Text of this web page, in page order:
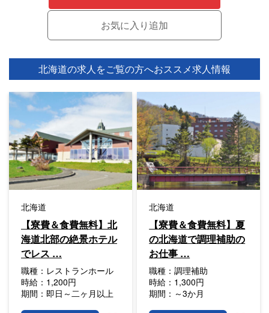
北海道の求人をご覧の方へおススメ求人情報
北海道
【寮費＆食費無料】北
海道北部の絶景ホテル
でレス …
職種： レストランホール
時給： 1,200円
期間： 即日～二ヶ月以上
北海道
【寮費＆食費無料】夏
の北海道で調理補助の
お仕事 …
職種：調理補助
時給： 1,300円
期間： ～3か月